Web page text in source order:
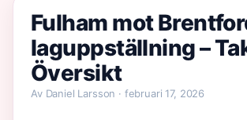
Fulham mot
laguppställning –
Översikt
Av Daniel Larsson · februari 17, 2026